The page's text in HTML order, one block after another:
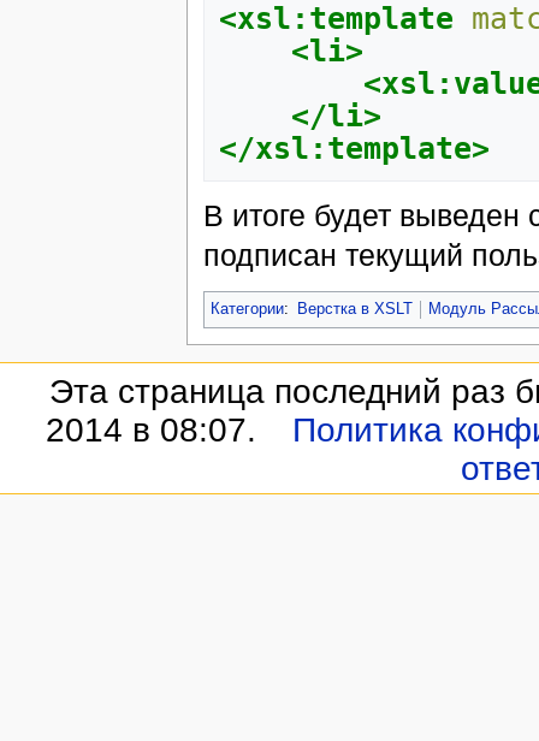
<xsl:template
<li>
</li>
</xsl:template>
В итоге будет выведен
подписан текущий
Категории: Верстка в XSLT Модуль
Эта страница последний раз
2014 в 08:07.
Политика